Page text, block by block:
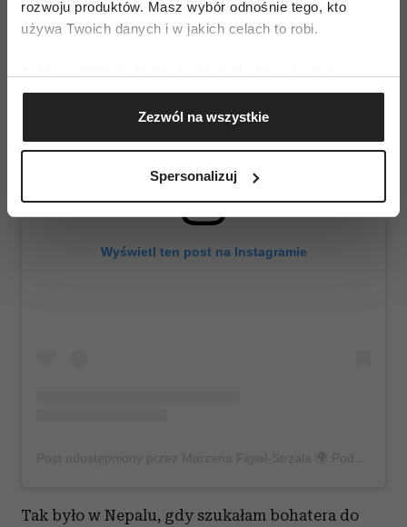
rozwoju produktów. Masz wybór odnośnie tego, kto
używa Twoich danych i w jakich celach to robi.
Gromadzić dane dotyczące Twojej lokalizacji
geograficznej z dokładnością nawet do kilku metrów
Identyfikować Twoje urządzenie, aktywnie
(fingerprinting, czyli wirtualny odcisk palca)
sekcji szczegółów. W Deklaracji plików cookie możesz
Zezwól na wszystkie
Spersonalizuj
Wyświetl ten post na Instagramie
Tak było w Nepalu, gdy szukałam bohatera do